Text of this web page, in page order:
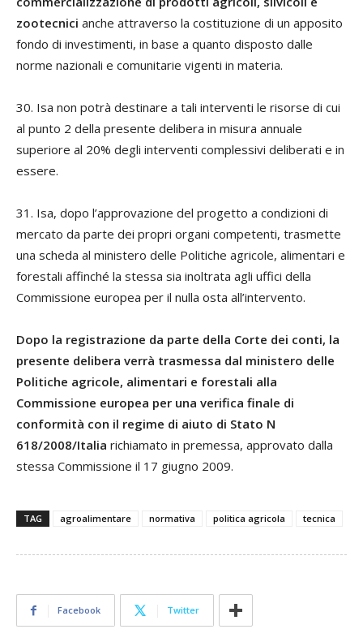
zootecnici anche attraverso la costituzione di un apposito
fondo di investimenti, in base a quanto disposto dalle
norme nazionali e comunitarie vigenti in materia.
30. Isa non potrà destinare a tali interventi le risorse di cui
al punto 2 della presente delibera in misura annuale
superiore al 20% degli interventi complessivi deliberati e in
essere.
31. Isa, dopo l’approvazione del progetto a condizioni di
mercato da parte dei propri organi competenti, trasmette
una scheda al ministero delle Politiche agricole, alimentari e
forestali affinché la stessa sia inoltrata agli uffici della
Commissione europea per il nulla osta all’intervento.
Dopo la registrazione da parte della Corte dei conti, la
presente delibera verrà trasmessa dal ministero delle
Politiche agricole, alimentari e forestali alla
Commissione europea per una verifica finale di
conformità con il regime di aiuto di Stato N
618/2008/Italia richiamato in premessa, approvato dalla
stessa Commissione il 17 giugno 2009.
TAG agroalimentare normativa politica agricola tecnica
Facebook Twitter